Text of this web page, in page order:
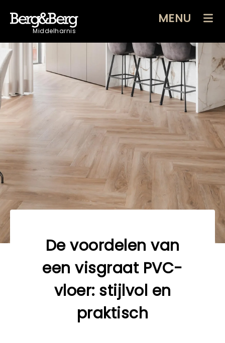
Middelharnis
MENU
De voordelen van
een visgraat PVC-
vloer: stijlvol en
praktisch